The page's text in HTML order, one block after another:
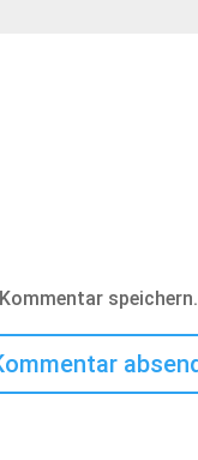
speichern.